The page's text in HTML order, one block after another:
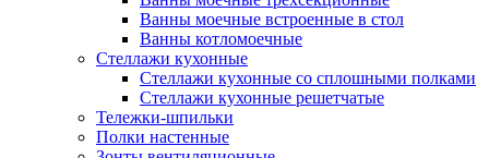
Ванны моечные встроенные в стол
Ванны котломоечные
Стеллажи кухонные
Стеллажи кухонные со сплошными полками
Стеллажи кухонные решетчатые
Тележки-шпильки
Полки настенные